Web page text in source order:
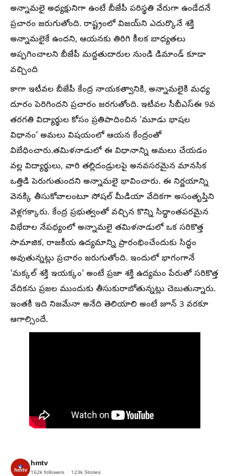
అన్నామలై అధ్యక్షునిగా ఉంటే బీజేపీ పరిస్థతి వేరుగా ఉండేదనే
ప్రచారం జరుగుతోంది. రాష్ట్రంలో విజయ్‌ని ఎదుర్కొనే శక్తి
అన్నామలైకే ఉందని, ఆయనకు తిరిగి కీలక బాధ్యతలు
అప్పగించాలని బీజేపీ మద్దతుదారుల నుండి డిమాండ్ కూడా
వచ్చింది
కాగా ఇటీవల బీజేపీ కేంద్ర నాయకత్వానికి, అన్నామలైకి మధ్య
దూరం పెరిగిందని ప్రచారం జరగుతోంది. ఇటీవల సీబీఎస్ఈ 9వ
తరగతి విద్యార్థుల కోసం ప్రతిపాదించిన 'మూడు భాషల
విధానం' అమలు విషయంలో ఆయన కేంద్రంతో
విబేధించారు.తమిళనాడులో ఈ విధానాన్ని అమలు చేయడం
వల్ల విద్యార్థులు, వారి తల్లిదండ్రులపై అనవసరమైన మానసిక
ఒత్తిడి పెరుగుతుందని అన్నామలై భావించారు. ఈ నిర్ణయాన్ని
వెనక్కి తీసుకోవాలంటూ సోషల్ మీడియా వేదికగా అసంతృప్తిని
వెళ్లగక్కారు. కేంద్ర ప్రభుత్వంతో వచ్చిన కొన్ని సిద్ధాంతపరమైన
విభేదాల నేపథ్యంలో అన్నామలై తమిళనాడులో ఒక సరికొత్త
సామాజిక, రాజకీయ ఉద్యమాన్ని ప్రారంభించేందుకు సిద్ధం
అవుతున్నట్లు ప్రచారం జరుగుతోంది. ఇందులో భాగంగానే
'మక్కల్ శక్తి ఇయక్కం' అంటే ప్రజా శక్తి ఉద్యమం పేరుతో సరికొత్త
వేదికను ప్రజల ముందుకు తీసుకురాబోతున్నట్లు చెబుతున్నారు.
ఇంతకీ ఇది నిజమేనా అనేది తెలియాలి అంటే జూన్ 3 వరకూ
ఆగాల్సిందే.
hmtv
162k followers 123k Stories